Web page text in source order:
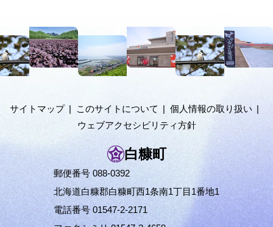
の
階
層
文
へ
メ
サイトマップ このサイトについて
個人情報の取り扱い
ウェブアクセシビリティ方針
白糠町
郵便番号 088-0392
北海道白糠郡白糠町西1条南1丁目1番地1
電話番号 01547-2-2171